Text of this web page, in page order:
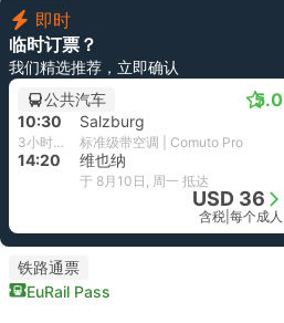
即时
临时订票？
我们精选推荐，立即确认
公共汽车
5.0
10:30 Salzburg
3小时50分钟 标准级带空调 | Comuto Pro
14:20 维也纳
于 8月10日, 周一 抵达
USD 36
含税 每个成人
铁路通票
EuRail Pass